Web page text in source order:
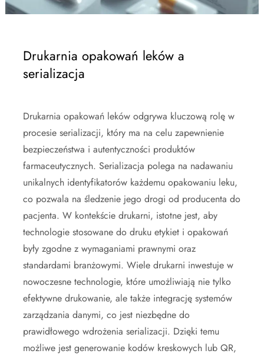
Drukarnia opakowań leków a
serializacja
Drukarnia opakowań leków odgrywa kluczową rolę w
procesie serializacji, który ma na celu zapewnienie
bezpieczeństwa i autentyczności produktów
farmaceutycznych. Serializacja polega na nadawaniu
unikalnych identyfikatorów każdemu opakowaniu leku,
co pozwala na śledzenie jego drogi od producenta do
pacjenta. W kontekście drukarni, istotne jest, aby
technologie stosowane do druku etykiet i opakowań
były zgodne z wymaganiami prawnymi oraz
standardami branżowymi. Wiele drukarni inwestuje w
nowoczesne technologie, które umożliwiają nie tylko
efektywne drukowanie, ale także integrację systemów
zarządzania danymi, co jest niezbędne do
prawidłowego wdrożenia serializacji. Dzięki temu
możliwe jest generowanie kodów kreskowych lub QR,